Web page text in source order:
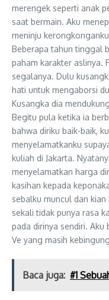
merengek seperti anak
saat bermain. Aku
meninju
Beberapa tahun tinggal
paham karakter aslinya.
segalanya. Dulu
hati untuk mengaborsi
Kusangka dia
Begitu pula ketika ia
bahwa diriku baik-baik,
menyelamatkanku
kuliah di Jakarta.
menyelamatkan harga
kasihan kepada
sebalku muncul dan
sekali tidak punya rasa
pada dirinya sendiri.
Ve yang masih
Baca juga: #1